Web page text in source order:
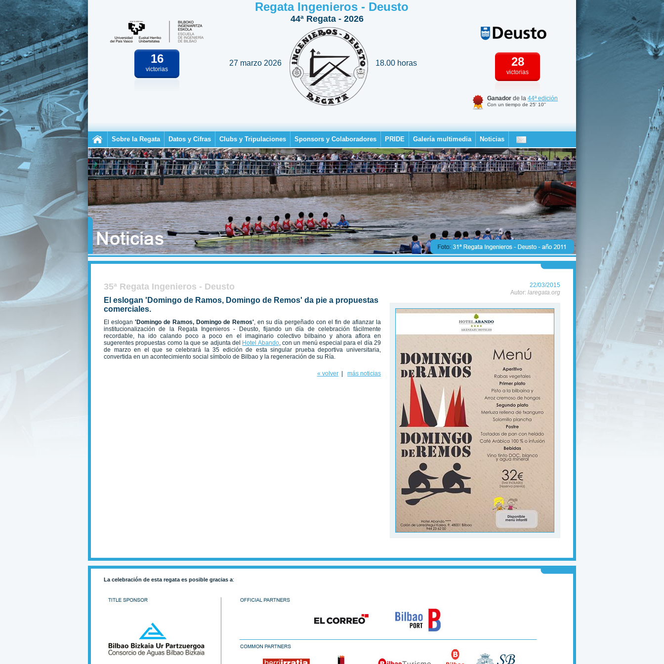
16
victorias
Regata Ingenieros - Deusto
44ª Regata - 2026
27 marzo 2026 18.00 horas 28
victorias
Ganador de la 44ª edición
Con un tiempo de 25' 10''
Sobre la Regata Datos y Cifras Clubs y Tripulaciones Sponsors y Colaboradores PRIDE Galería multimedia Noticias
35ª Regata Ingenieros - Deusto
22/03/2015
Autor: laregata.org
El eslogan 'Domingo de Ramos, Domingo de Remos' da pie a propuestas
comerciales.
El eslogan 'Domingo de Ramos, Domingo de Remos', en su día pergeñado con el fin de afianzar la
institucionalización de la Regata Ingenieros - Deusto, fijando un día de celebración fácilmente
recordable, ha ido calando poco a poco en el imaginario colectivo bilbaino y ahora aflora en
sugerentes propuestas como la que se adjunta del
Hotel Abando, con un menú especial para el día 29
de marzo en el que se celebrará la 35 edición de esta singular prueba deportiva universitaria,
convertida en un acontecimiento social símbolo de Bilbao y la regeneración de su Ría.
« volver más noticias
La celebración de esta regata es posible gracias a: